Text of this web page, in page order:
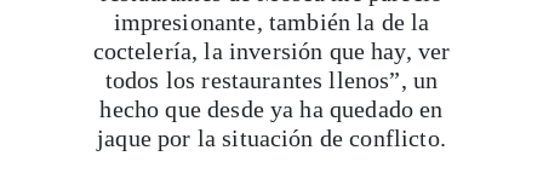
impresionante, también la de la
coctelería, la inversión que hay, ver
todos los restaurantes llenos”, un
hecho que desde ya ha quedado en
jaque por la situación de conflicto.